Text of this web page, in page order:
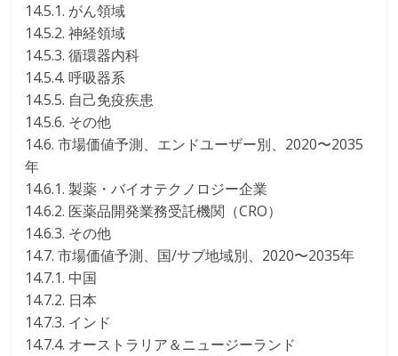
14.5.1. がん領域
14.5.2. 神経領域
14.5.3. 循環器内科
14.5.4. 呼吸器系
14.5.5. 自己免疫疾患
14.5.6. その他
14.6. 市場価値予測、エンドユーザー別、2020〜2035
年
14.6.1. 製薬・バイオテクノロジー企業
14.6.2. 医薬品開発業務受託機関（CRO）
14.6.3. その他
14.7. 市場価値予測、国/サブ地域別、2020〜2035年
14.7.1. 中国
14.7.2. 日本
14.7.3. インド
14.7.4. オーストラリア＆ニュージーランド